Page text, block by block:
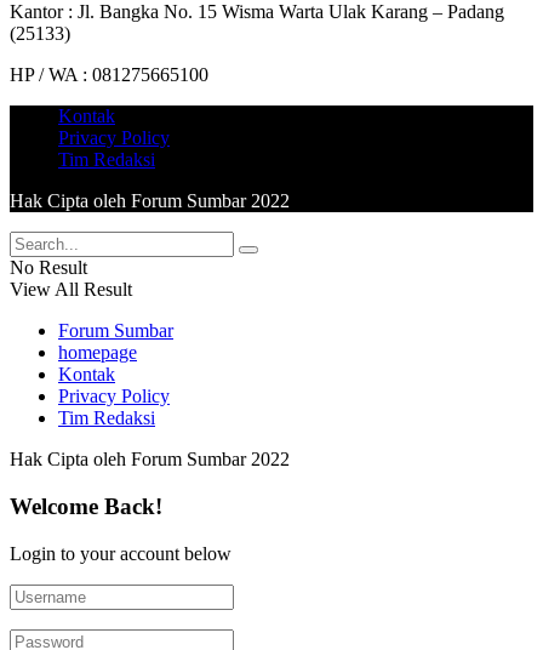
Kantor : Jl. Bangka No. 15 Wisma Warta Ulak Karang – Padang
(25133)
HP / WA : 081275665100
Kontak
Privacy Policy
Tim Redaksi
Hak Cipta oleh Forum Sumbar 2022
No Result
View All Result
Forum Sumbar
homepage
Kontak
Privacy Policy
Tim Redaksi
Hak Cipta oleh Forum Sumbar 2022
Welcome Back!
Login to your account below